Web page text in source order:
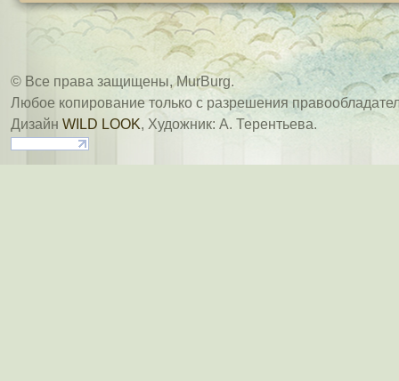
© Все права защищены, MurBurg.
Любое копирование только с разрешения
Дизайн WILD LOOK, Художник: А. Терентьева.